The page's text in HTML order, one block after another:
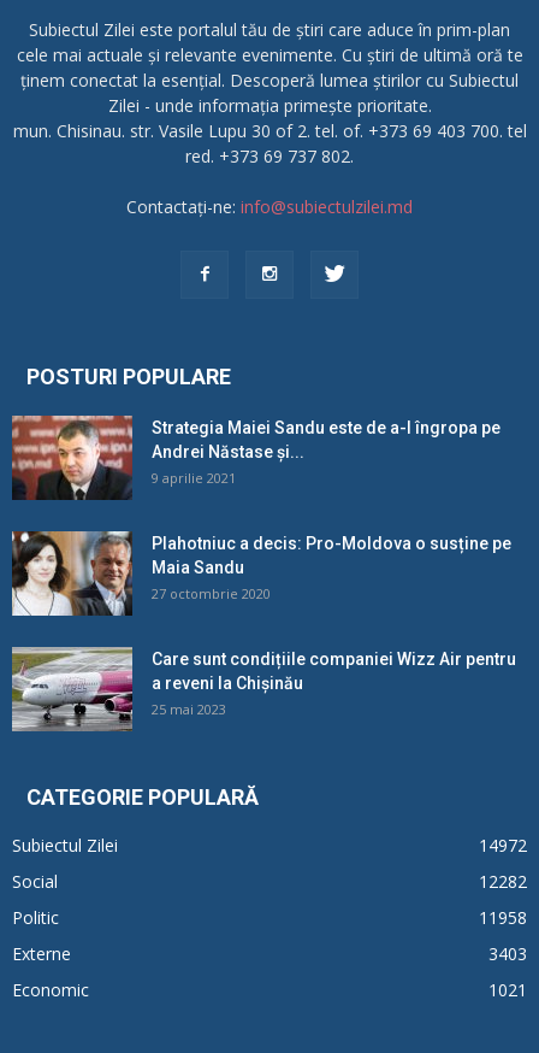
Subiectul Zilei este portalul tău de știri care aduce în prim-plan
cele mai actuale și relevante evenimente. Cu știri de ultimă oră te
ținem conectat la esențial. Descoperă lumea știrilor cu Subiectul
Zilei - unde informația primește prioritate.
mun. Chisinau. str. Vasile Lupu 30 of 2. tel. of. +373 69 403 700. tel
red. +373 69 737 802.
Contactați-ne: info@subiectulzilei.md
POSTURI POPULARE
Strategia Maiei Sandu este de a-l îngropa pe
Andrei Năstase și...
9 aprilie 2021
Plahotniuc a decis: Pro-Moldova o susține pe
Maia Sandu
27 octombrie 2020
Care sunt condițiile companiei Wizz Air pentru
a reveni la Chișinău
25 mai 2023
CATEGORIE POPULARĂ
Subiectul Zilei
14972
Social
12282
Politic
11958
Externe
3403
Economic
1021